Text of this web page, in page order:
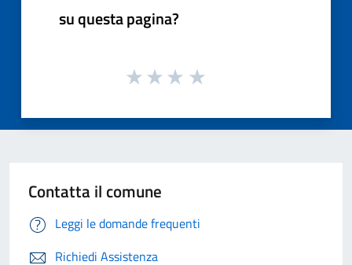
su questa pagina?
Contatta il comune
Leggi le domande frequenti
Richiedi Assistenza